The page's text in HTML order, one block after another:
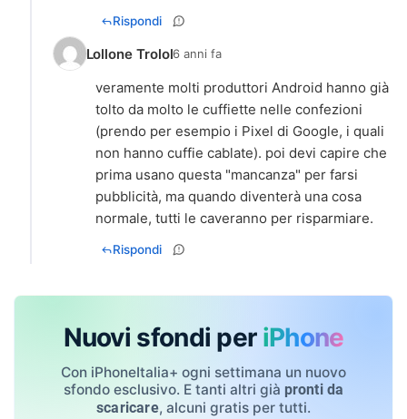
Rispondi
Lollone Trolol6 anni fa
veramente molti produttori Android hanno già
tolto da molto le cuffiette nelle confezioni
(prendo per esempio i Pixel di Google, i quali
non hanno cuffie cablate). poi devi capire che
prima usano questa "mancanza" per farsi
pubblicità, ma quando diventerà una cosa
normale, tutti le caveranno per risparmiare.
Rispondi
Nuovi sfondi per iPhone
Con iPhoneItalia+ ogni settimana un nuovo
sfondo esclusivo. E tanti altri già pronti da
scaricare, alcuni gratis per tutti.